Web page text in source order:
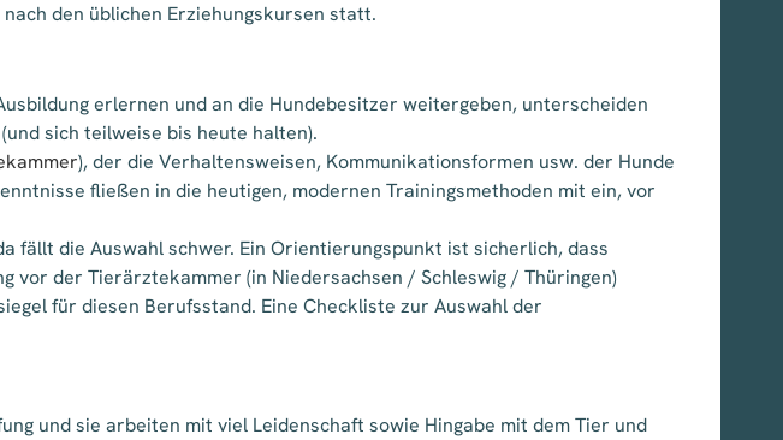
den üblichen Erziehungskursen statt.
erlernen und an die Hundebesitzer weitergeben, unterscheiden
sich teilweise bis heute halten).
), der die Verhaltensweisen, Kommunikationsformen usw. der Hunde
fließen in die heutigen, modernen Trainingsmethoden mit ein, vor
fällt die Auswahl schwer. Ein Orientierungspunkt ist sicherlich, dass
vor der Tierärztekammer (in Niedersachsen / Schleswig / Thüringen)
für diesen Berufsstand. Eine Checkliste zur Auswahl der
und sie arbeiten mit viel Leidenschaft sowie Hingabe mit dem Tier und